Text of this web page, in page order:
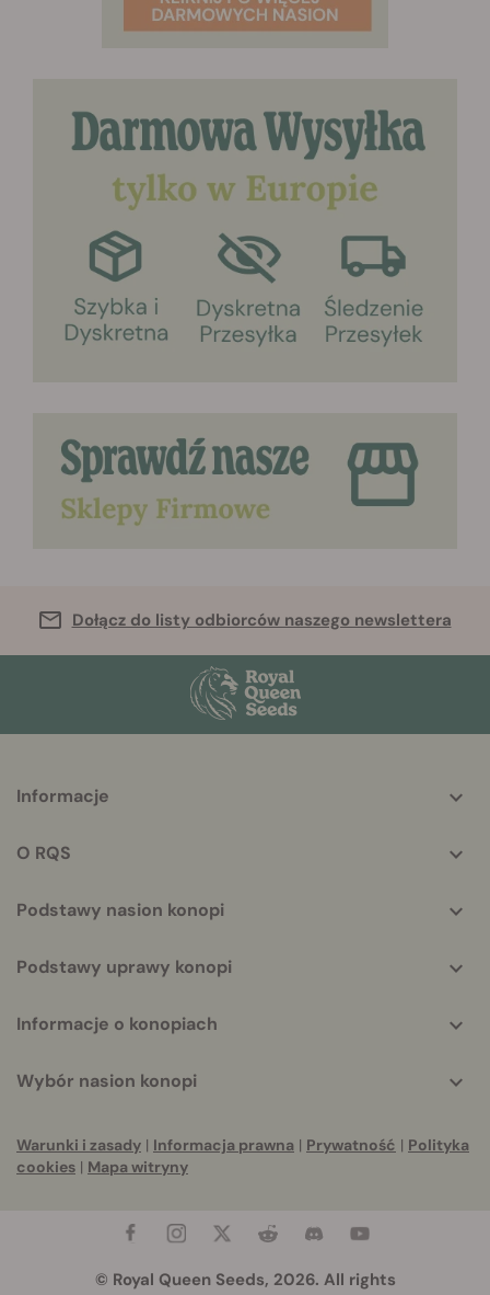
Dołącz do listy odbiorców naszego newslettera
helpful
Informacje
O RQS
Podstawy nasion konopi
Podstawy uprawy konopi
Informacje o konopiach
Wybór nasion konopi
Warunki i zasady | Informacja prawna | Prywatność | Polityka
cookies | Mapa witryny
© Royal Queen Seeds, 2026. All rights